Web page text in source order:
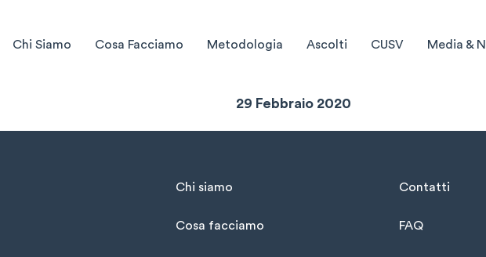
Chi Siamo Cosa Facciamo Metodologia Ascolti CUSV Media &
Sintesi Settimanale
29 Febbraio 2020
Chi siamo
Cosa facciamo
Contatti
FAQ